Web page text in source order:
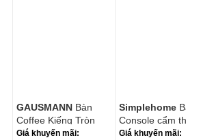
GAUSMANN Bàn
Coffee Kiếng Tròn
LC-072-1
Giá khuyến mãi:
Simplehome Bàn
Console cẩm
Atlanta CN-162
Giá khuyến mãi: